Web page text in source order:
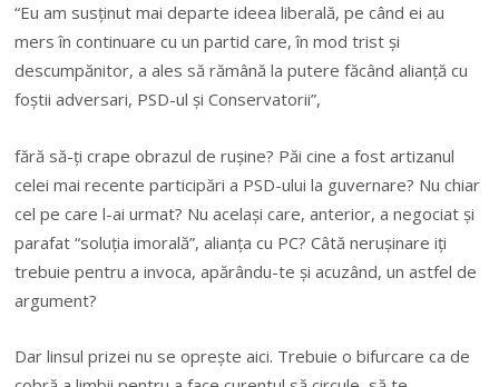
“Eu am susținut mai departe ideea liberală, pe când ei au
mers în continuare cu un partid care, în mod trist și
descumpănitor, a ales să rămână la putere făcând alianță cu
foștii adversari, PSD-ul și Conservatorii”,
fără să-ți crape obrazul de rușine? Păi cine a fost artizanul
celei mai recente participări a PSD-ului la guvernare? Nu chiar
cel pe care l-ai urmat? Nu același care, anterior, a negociat și
parafat “soluția imorală”, alianța cu PC? Câtă nerușinare iți
trebuie pentru a invoca, apărându-te și acuzând, un astfel de
argument?
Dar linsul prizei nu se oprește aici. Trebuie o bifurcare ca de